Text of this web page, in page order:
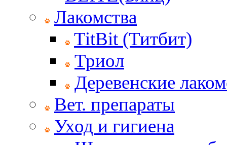
Лакомства
TitBit (Титбит)
Триол
Деревенские
Вет. препараты
Уход и гигиена